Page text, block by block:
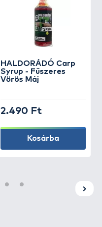
HALDORÁDÓ Carp
Syrup - Fűszeres
Vörös Máj
2.490 Ft
Kosárba